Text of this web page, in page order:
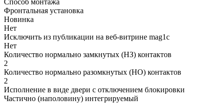
Фронтальная установка
Новинка
Нет
Исключить из публикации на веб-витрине mag1c
Нет
Количество нормально замкнутых (НЗ) контактов
2
Количество нормально разомкнутых (НО) контактов
2
Исполнение в виде двери с отключением блокировки
Частично (наполовину) интегрируемый